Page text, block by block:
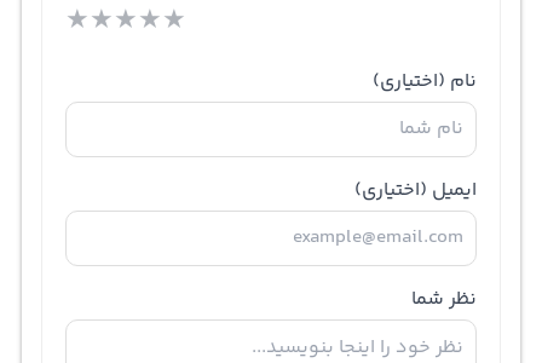
★★★★★
نام (اختیاری)
ایمیل (اختیاری)
نظر شما